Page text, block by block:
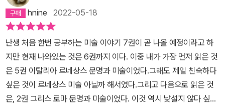
미술작품을 보게 되면 알면 보인다고 했나 조금 달라지는 것은 같더
구나. SNS을 통해서 <난생 처음 한번 공부하는 미술이야기> 시리즈
를 알게 되었단다. 평점도 아주 좋았지… 미술에 관한 책에 관심은 많
지만, 혹시 또 어려우면 어쩔까 고민을많이 했어. 시리즈가 6권이나
되어 적지 않은 분량이고 말이야. 몇 번을 고민을 하다가 1권을 먼저
읽어보기로 했단다. 책 제목에 있는 것처럼 난생 처음 미술을 공부하
는 사람에게 친절히 설명해는 주는 식으로 책이 구성되어 있단다. 구
어체로 학생들에게 가르치는 식으로 되어 있고, 마치 강의를 듣는사
hnine 2022-05-18
난생 처음 한번 공부하는 미술 이야기 7권이 곧 나올 예정이라고 하
지만 현재 나와있는 것은 6권까지 이다. 이중 내가 가장 먼저 읽은 것
은 5권 이탈리아 르네상스 문명과 미술이었다.그래도 제일 친숙하다
싶은 것이 르네상스 미술 아닐까 해서였다.그리고 다음으로 읽은 것
은, 2권 그리스 로마 문명과 미술이었다. 이것 역시 낯설지 않다 싶은